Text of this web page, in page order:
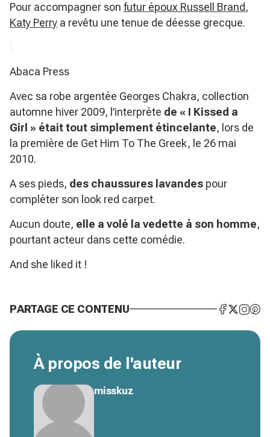
Pour accompagner son futur époux Russell Brand,
Katy Perry a revêtu une tenue de déesse grecque.
Abaca Press
Avec sa robe argentée Georges Chakra, collection
automne hiver 2009, l’interprète de « I Kissed a
Girl » était tout simplement étincelante, lors de
la première de Get Him To The Greek, le 26 mai
2010.
A ses pieds, des chaussures lavandes pour
compléter son look red carpet.
Aucun doute, elle a volé la vedette à son homme,
pourtant acteur dans cette comédie.
And she liked it !
PARTAGE CE CONTENU
À propos de l'auteur
misskuz